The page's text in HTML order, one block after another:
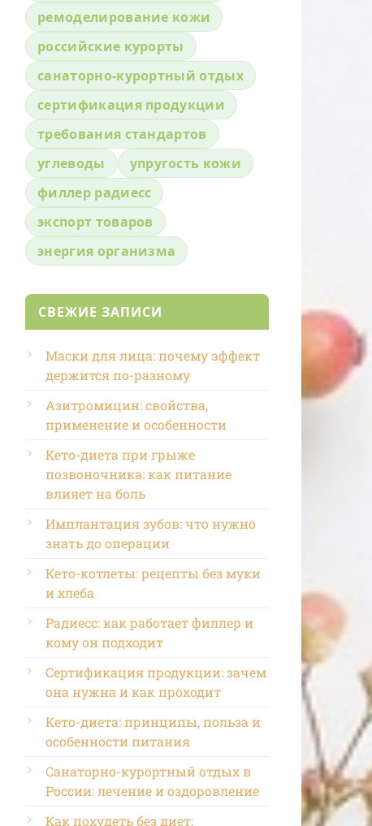
ремоделирование кожи
российские курорты
санаторно-курортный отдых
сертификация продукции
требования стандартов
углеводы
упругость кожи
филлер радиесс
экспорт товаров
энергия организма
СВЕЖИЕ ЗАПИСИ
Маски для лица: почему эффект
держится по-разному
Азитромицин: свойства,
применение и особенности
Кето-диета при грыже
позвоночника: как питание
влияет на боль
Имплантация зубов: что нужно
знать до операции
Кето-котлеты: рецепты без муки
и хлеба
Радиесс: как работает филлер и
кому он подходит
Сертификация продукции: зачем
она нужна и как проходит
Кето-диета: принципы, польза и
особенности питания
Санаторно-курортный отдых в
России: лечение и оздоровление
Как похудеть без диет: